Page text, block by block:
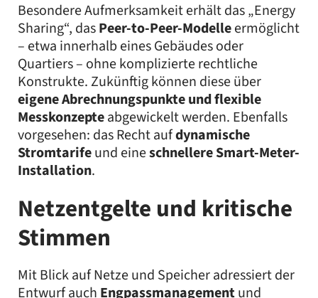
Besondere Aufmerksamkeit erhält das „Energy
Sharing“, dasPeer-to-Peer-Modelleermöglicht
– etwa innerhalb eines Gebäudes oder
Quartiers – ohne komplizierte rechtliche
Konstrukte. Zukünftig können diese über
eigene Abrechnungspunkte und flexible
Messkonzepteabgewickelt werden. Ebenfalls
vorgesehen: das Recht aufdynamische
Stromtarifeund eineschnellere Smart-Meter-
Installation.
Netzentgelte und kritische
Stimmen
Mit Blick auf Netze und Speicher adressiert der
Entwurf auch Engpassmanagementund